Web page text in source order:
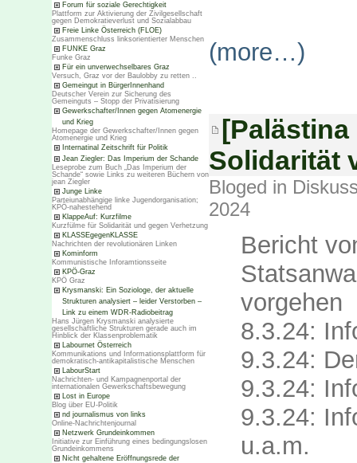
Forum für soziale Gerechtigkeit
Plattform zur Aktivierung der Zivilgesellschaft
gegen Demokratieverlust und Sozialabbau
Freie Linke Österreich (FLOE)
Zusammenschluss linksorientierter Menschen
FUNKE Graz
Funke Graz
Für ein unverwechselbares Graz
Versuch, Graz vor der Baulobby zu retten ..
Gemeingut in BürgerInnenhand
Deutscher Verein zur Sicherung des
Gemeinguts – Stopp der Privatisierung
Gewerkschafter/Innen gegen Atomenergie
und Krieg
Homepage der Gewerkschafter/Innen gegen
Atomenergie und Krieg
Internatinal Zeitschrift für Politik
Jean Ziegler: Das Imperium der Schande
Leseprobe zum Buch „Das Imperium der
Schande“ sowie Links zu weiteren Büchern von
jean Ziegler
Junge Linke
Parteiunabhängige linke Jugendorganisation;
KPÖ-nahestehend
KlappeAuf: Kurzfilme
Kurzfülme für Solidarität und gegen Verhetzung
KLASSEgegenKLASSE
Nachrichten der revolutionären Linken
Kominform
Kommunistische Inforamtionsseite
KPÖ-Graz
KPÖ Graz
Krysmanski: Ein Soziologe, der aktuelle
Strukturen analysiert – leider Verstorben –
Link zu einem WDR-Radiobeitrag
Hans Jürgen Krysmanski analysierte
gesellschaftliche Strukturen gerade auch im
Hinblick der Klassenproblematik
Labournet Österreich
Kommunikations und Informationsplattform für
demokratisch-antikapitalistische Menschen
LabourStart
Nachrichten- und Kampagnenportal der
internationalen Gewerkschaftsbewegung
Lost in Europe
Blog über EU-Politik
nd journalismus von links
Online-Nachrichtenjournal
Netzwerk Grundeinkommen
Initiative zur Einführung eines bedingungslosen
Grundeinkommens
Nicht gehaltene Eröffnungsrede der
(more…)
Solidarität
Bloged in
2024
Bericht
vorgehen
8.3.24:
9.3.24:
9.3.24:
9.3.24:
u.a.m.